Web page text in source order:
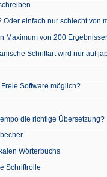
Oder einfach nur schlecht von
Maximum von 200
Schriftart wird nur auf
Software möglich?
die richtige Übersetzung?
Wörterbuchs
Schriftrolle